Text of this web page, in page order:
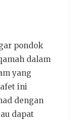
pondok
dalam
yang
ini
dengan
dapat